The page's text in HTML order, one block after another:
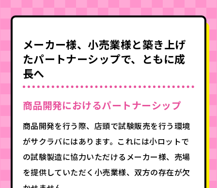
メーカー様、小売業様と築き上げ
たパートナーシップで、 ともに成
長へ
商品開発におけるパートナーシップ
商品開発を行う際、店頭で試験販売を行う環境
がサクラバにはあります。これには小ロットで
の試験製造に協力いただけるメーカー様、売場
を提供していただく小売業様、双方の存在が欠